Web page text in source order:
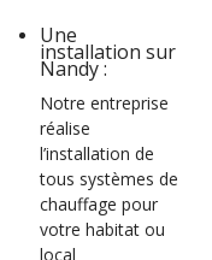
Une
installation sur
Nandy :
Notre entreprise
réalise
l’installation de
tous systèmes de
chauffage pour
votre habitat ou
local